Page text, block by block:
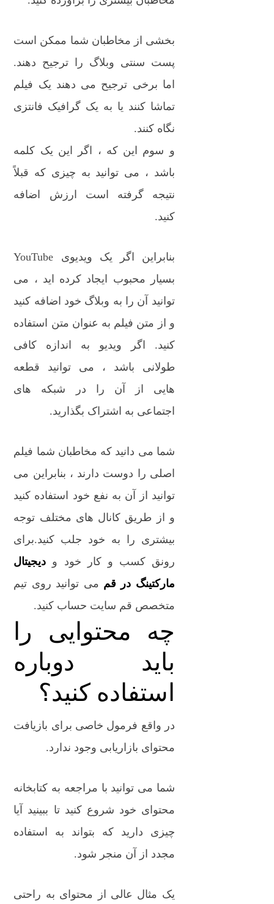
بخشی از مخاطبان شما ممکن است
پست سنتی وبلاگ را ترجیح دهند.
اما برخی ترجیح می دهند یک فیلم
تماشا کنند یا به یک گرافیک فانتزی
نگاه کنند.
و سوم این که ، اگر این یک کلمه
باشد ، می توانید به چیزی که قبلاً
نتیجه گرفته است ارزش اضافه
کنید.
بنابراین اگر یک ویدیوی YouTube
بسیار محبوب ایجاد کرده اید ، می
توانید آن را به وبلاگ خود اضافه کنید
و از متن فیلم به عنوان متن استفاده
کنید. اگر ویدیو به اندازه کافی
طولانی باشد ، می توانید قطعه
هایی از آن را در شبکه های
اجتماعی به اشتراک بگذارید.
شما می دانید که مخاطبان شما فیلم
اصلی را دوست دارند ، بنابراین می
توانید از آن به نفع خود استفاده کنید
و از طریق کانال های مختلف توجه
بیشتری را به خود جلب کنید.برای
رونق کسب و کار خود و دیجیتال
مارکتینگ در قم می توانید روی تیم
متخصص قم سایت حساب کنید.
چه محتوایی را
باید دوباره
استفاده کنید؟
در واقع فرمول خاصی برای بازیافت
محتوای بازاریابی وجود ندارد.
شما می توانید با مراجعه به کتابخانه
محتوای خود شروع کنید تا ببینید آیا
چیزی دارید که بتواند به استفاده
مجدد از آن منجر شود.
یک مثال عالی از محتوای به راحتی